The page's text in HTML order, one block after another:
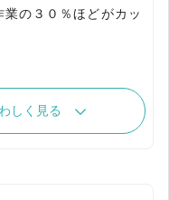
の３０％ほどがカッ
しく見る